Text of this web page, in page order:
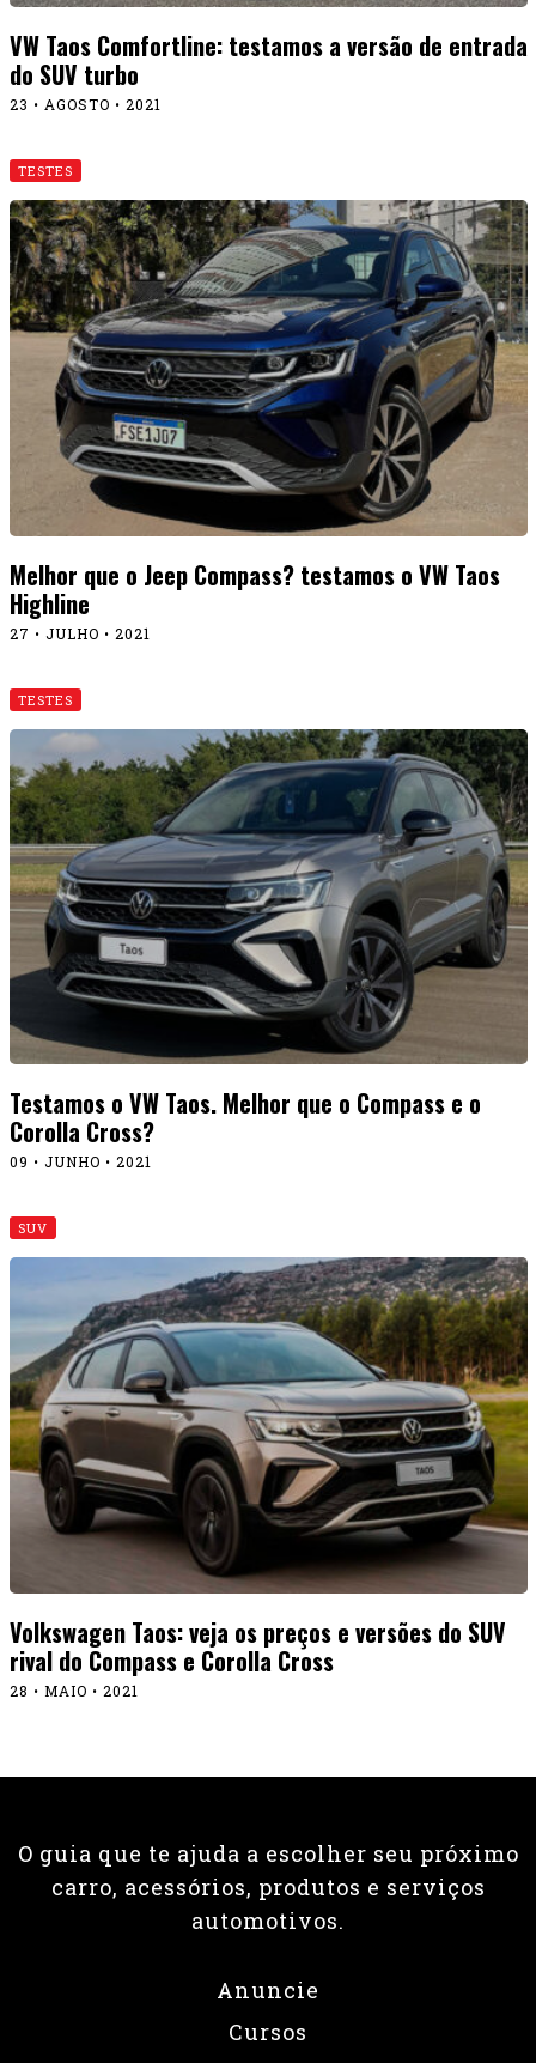
VW Taos Comfortline: testamos a versão de entrada
do SUV turbo
23 • AGOSTO • 2021
TESTES
Melhor que o Jeep Compass? testamos o VW Taos
Highline
27 • JULHO • 2021
TESTES
Testamos o VW Taos. Melhor que o Compass e o
Corolla Cross?
09 • JUNHO • 2021
SUV
Volkswagen Taos: veja os preços e versões do SUV
rival do Compass e Corolla Cross
28 • MAIO • 2021
O guia que te ajuda a escolher seu próximo
carro, acessórios, produtos e serviços
automotivos.
Anuncie
Cursos